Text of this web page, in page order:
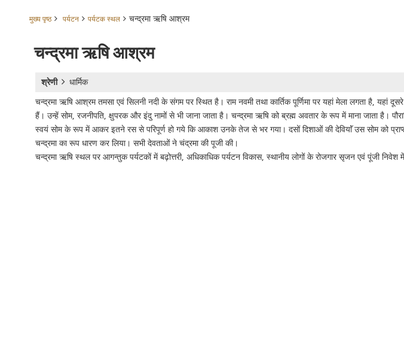
मुख्य पृष्ठ पर्यटन पर्यटक स्थल चन्द्रमा ऋषि आश्रम
चन्द्रमा ऋषि आश्रम
श्रेणी
धार्मिक
चन्द्रमा ऋषि आश्रम तमसा एवं सिलनी नदी के संगम पर स्थित है। राम नवमी तथा कार्तिक पूर्णिमा पर यहां मेला लगता है,
हैं। उन्हें सोम, रजनीपति, क्षुपरक और इंदु नामों से भी जाना जाता है। चन्द्रमा ऋषि को ब्रह्म अवतार के रूप में माना जाता
स्वयं सोम के रूप में आकर इतने रस से परिपूर्ण हो गये कि आकाश उनके तेज से भर गया। दसों दिशाओं की देवियाॅं उस सोम को
चन्द्रमा का रूप धारण कर लिया। सभी देवताओं ने चंद्रमा की पूजी की।
चन्द्रमा ऋषि स्थल पर आगन्तुक पर्यटकों में बढ़ोत्तरी, अधिकाधिक पर्यटन विकास, स्थानीय लोगों के रोजगार सृजन एवं पूंजी निवेश